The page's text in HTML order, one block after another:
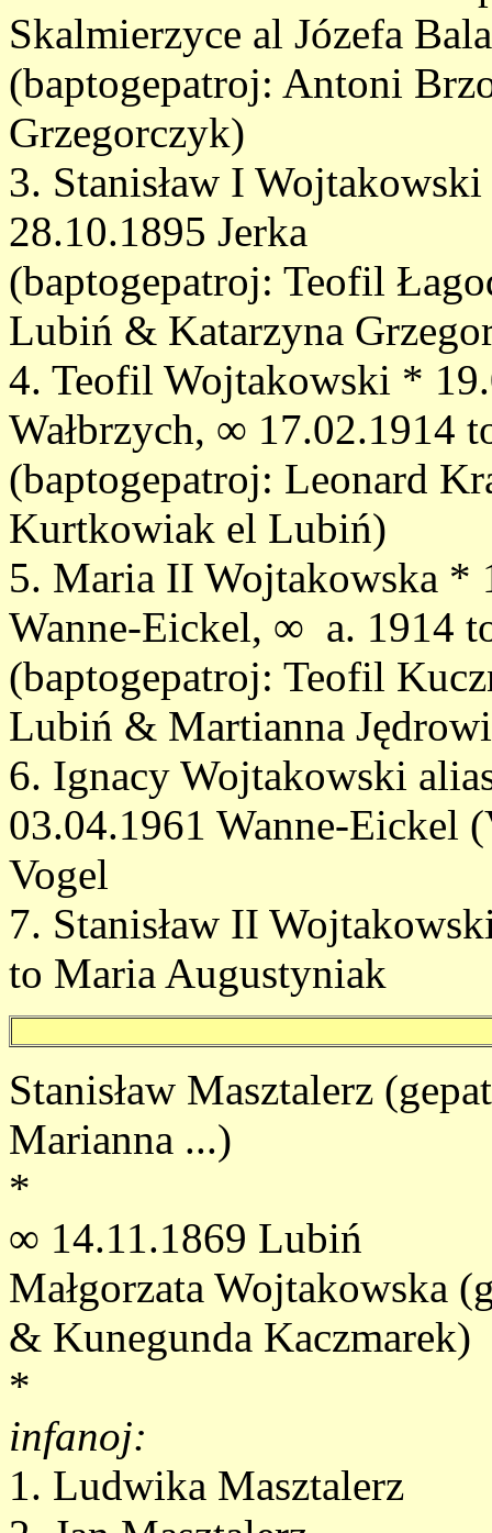
Skalmierzyce al Józefa
(baptogepatroj: Antoni
Grzegorczyk)
3. Stanisław I
28.10.1895 Jerka
(baptogepatroj: Teofil
Lubiń & Katarzyna
4. Teofil Wojtakowski *
Wałbrzych, ∞ 17.02.1914
(baptogepatroj: Leonard
Kurtkowiak el Lubiń)
5. Maria II Wojtakowska *
Wanne-Eickel, ∞ a. 1914
(baptogepatroj: Teofil
Lubiń & Martianna
6. Ignacy Wojtakowski
03.04.1961 Wanne-Eickel
Vogel
7. Stanisław II
to Maria Augustyniak
Stanisław Masztalerz
Marianna ...)
*
∞ 14.11.1869 Lubiń
Małgorzata Wojtakowska
& Kunegunda Kaczmarek)
*
infanoj:
1. Ludwika Masztalerz